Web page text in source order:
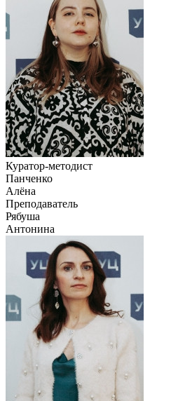
Куратор-методист
Панченко
Алёна
Преподаватель
Рябуша
Антонина